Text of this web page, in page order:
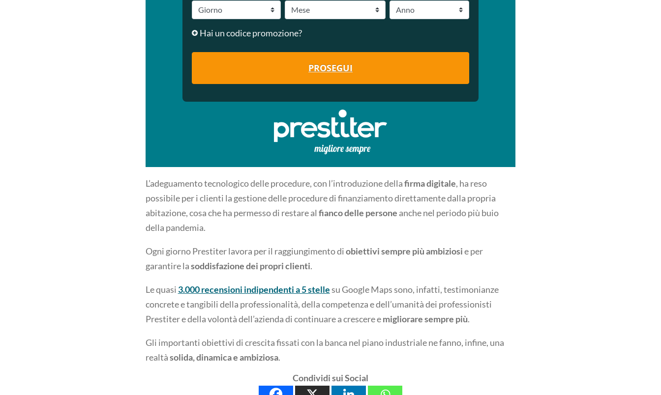
Hai un codice promozione?
PROSEGUI
L’adeguamento tecnologico delle procedure, con l’introduzione dellafirma digitale, ha reso
possibile per i clienti la gestione delle procedure di finanziamento direttamente dalla propria
abitazione, cosa che ha permesso di restare al fianco delle persone anche nel periodo più buio
della pandemia.
Ogni giorno Prestiter lavora per il raggiungimento diobiettivi sempre più ambiziosie per
garantire lasoddisfazione dei propri clienti.
Le quasi 3.000 recensioni indipendenti a 5 stellesu Google Maps sono, infatti, testimonianze
concrete e tangibili della professionalità, della competenza e dell’umanità dei professionisti
Prestiter e della volontà dell’azienda di continuare a crescere emigliorare sempre più.
Gli importanti obiettivi di crescita fissati con la banca nel piano industriale ne fanno, infine, una
realtàsolida, dinamica e ambiziosa.
Condividi sui Social